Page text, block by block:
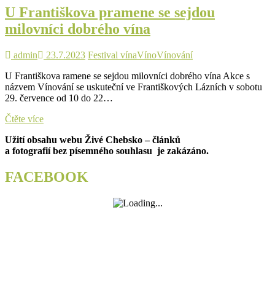
vinaři
z
Čech
Moravy
U Františkova pramene se sejdou
milovníci dobrého vína
admin 23.7.2023 Festival vínaVínoVínování
U Františkova ramene se sejdou milovníci dobrého vína Akce s
názvem Vínování se uskuteční ve Františkových Lázních v sobotu
29. července od 10 do 22…
Čtěte víceU
pramene
se
milovníci
dobrého
Užití obsahu webu Živé Chebsko – článků
a fotografií bez písemného souhlasu je zakázáno.
FACEBOOK